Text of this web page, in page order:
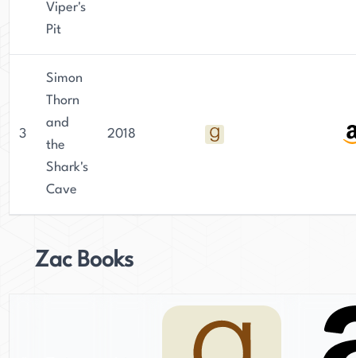
Viper's
Pit
3
Simon
Thorn
and
the
Shark's
Cave
2018
Zac Books